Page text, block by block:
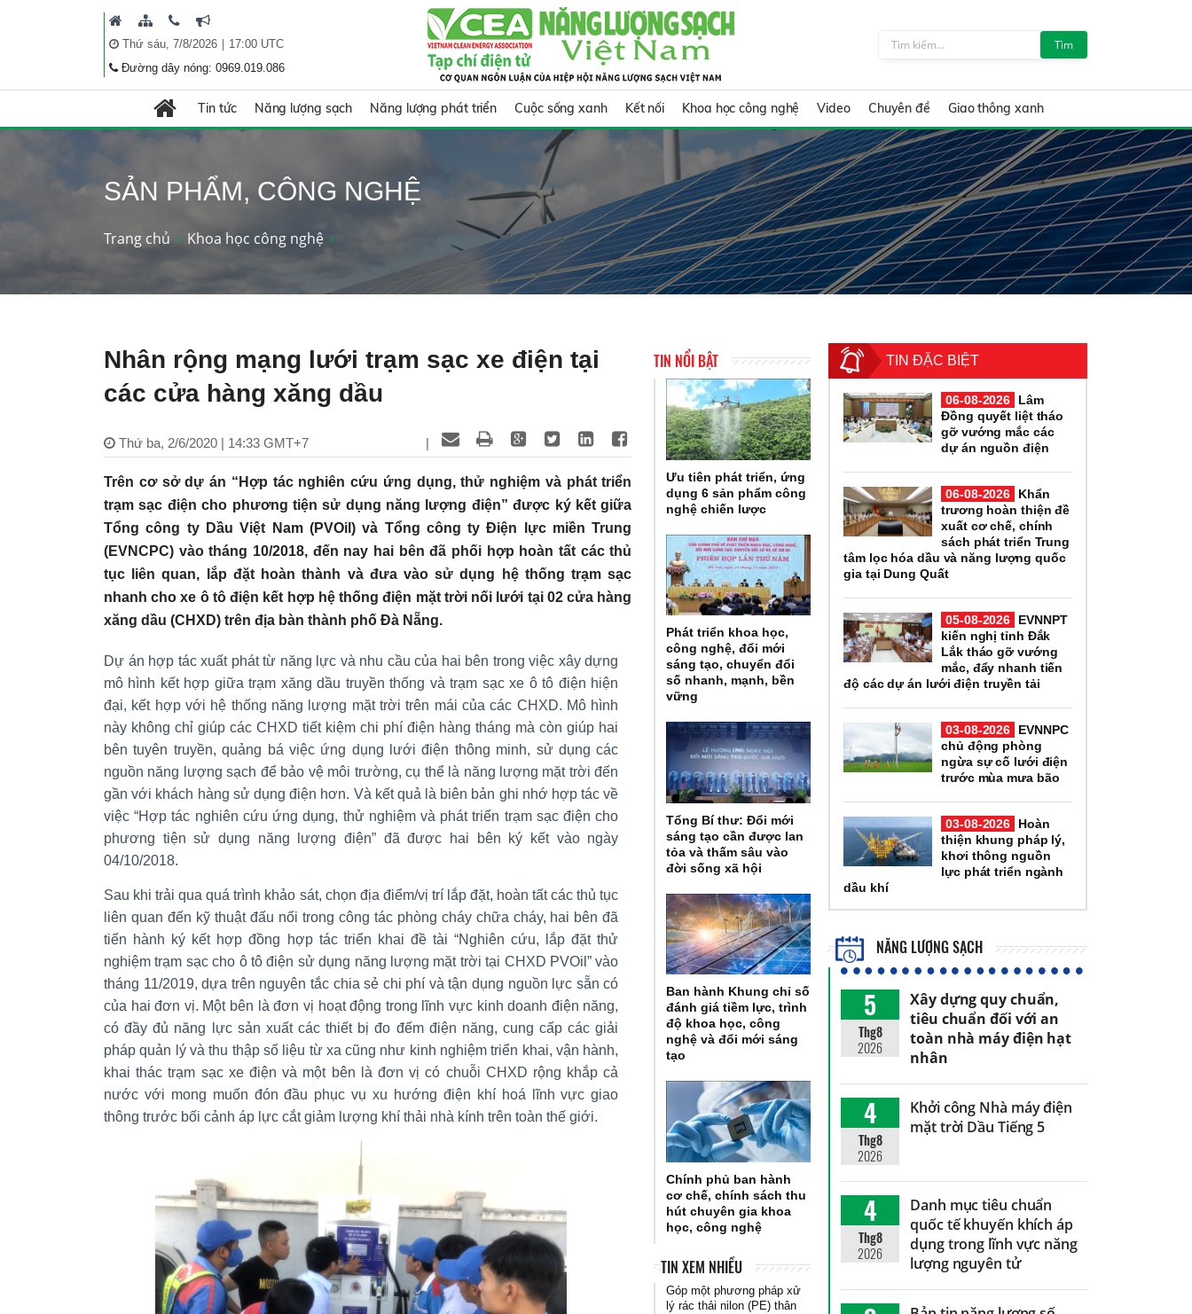
Thứ sáu, 7/8/2026| 17:00 UTC
Đường dây nóng: 0969.019.086
Tìm
Tin tức Năng lượng sạch Năng lượng phát triển Cuộc sống xanh Kết nối Khoa học công nghệ Video Chuyên đề Giao thông xanh
SẢN PHẨM, CÔNG NGHỆ
Trang chủ Khoa học công nghệ
Nhân rộng mạng lưới trạm sạc xe điện tại
các cửa hàng xăng dầu
Thứ ba, 2/6/2020 | 14:33 GMT+7 |
Trên cơ sở dự án “Hợp tác nghiên cứu ứng dụng, thử nghiệm và phát triển
trạm sạc điện cho phương tiện sử dụng năng lượng điện” được ký kết giữa
Tổng công ty Dầu Việt Nam (PVOil) và Tổng công ty Điện lực miền Trung
(EVNCPC) vào tháng 10/2018, đến nay hai bên đã phối hợp hoàn tất các thủ
tục liên quan, lắp đặt hoàn thành và đưa vào sử dụng hệ thống trạm sạc
nhanh cho xe ô tô điện kết hợp hệ thống điện mặt trời nối lưới tại 02 cửa hàng
xăng dầu (CHXD) trên địa bàn thành phố Đà Nẵng.
Dự án hợp tác xuất phát từ năng lực và nhu cầu của hai bên trong việc xây dựng
mô hình kết hợp giữa trạm xăng dầu truyền thống và trạm sạc xe ô tô điện hiện
đại, kết hợp với hệ thống năng lượng mặt trời trên mái của các CHXD. Mô hình
này không chỉ giúp các CHXD tiết kiệm chi phí điện hàng tháng mà còn giúp hai
bên tuyên truyền, quảng bá việc ứng dụng lưới điện thông minh, sử dụng các
nguồn năng lượng sạch để bảo vệ môi trường, cụ thể là năng lượng mặt trời đến
gần với khách hàng sử dụng điện hơn. Và kết quả là biên bản ghi nhớ hợp tác về
việc “Hợp tác nghiên cứu ứng dụng, thử nghiệm và phát triển trạm sạc điện cho
phương tiện sử dụng năng lượng điện” đã được hai bên ký kết vào ngày
04/10/2018.
Sau khi trải qua quá trình khảo sát, chọn địa điểm/vị trí lắp đặt, hoàn tất các thủ tục
liên quan đến kỹ thuật đấu nối trong công tác phòng cháy chữa cháy, hai bên đã
tiến hành ký kết hợp đồng hợp tác triển khai đề tài “Nghiên cứu, lắp đặt thử
nghiệm trạm sạc cho ô tô điện sử dụng năng lượng mặt trời tại CHXD PVOil” vào
tháng 11/2019, dựa trên nguyên tắc chia sẻ chi phí và tận dụng nguồn lực sẵn có
của hai đơn vị. Một bên là đơn vị hoạt động trong lĩnh vực kinh doanh điện năng,
có đầy đủ năng lực sản xuất các thiết bị đo đếm điện năng, cung cấp các giải
pháp quản lý và thu thập số liệu từ xa cũng như kinh nghiệm triển khai, vận hành,
khai thác trạm sạc xe điện và một bên là đơn vị có chuỗi CHXD rộng khắp cả
nước với mong muốn đón đầu phục vụ xu hướng điện khí hoá lĩnh vực giao
thông trước bối cảnh áp lực cắt giảm lượng khí thải nhà kính trên toàn thế giới.
TIN NỔI BẬT
Ưu tiên phát triển, ứng
dụng 6 sản phẩm công
nghệ chiến lược
Phát triển khoa học,
công nghệ, đổi mới
sáng tạo, chuyển đổi
số nhanh, mạnh, bền
vững
Tổng Bí thư: Đổi mới
sáng tạo cần được lan
tỏa và thấm sâu vào
đời sống xã hội
Ban hành Khung chỉ số
đánh giá tiềm lực, trình
độ khoa học, công
nghệ và đổi mới sáng
tạo
Chính phủ ban hành
cơ chế, chính sách thu
hút chuyên gia khoa
học, công nghệ
TIN XEM NHIỀU
Góp một phương pháp xử
lý rác thải nilon (PE) thân
TIN ĐẶC BIỆT
06-08-2026
Lâm
Đồng quyết liệt tháo
gỡ vướng mắc các
dự án nguồn điện
06-08-2026
Khẩn
trương hoàn thiện đề
xuất cơ chế, chính
sách phát triển Trung
tâm lọc hóa dầu và năng lượng quốc
gia tại Dung Quất
05-08-2026
EVNNPT
kiến nghị tỉnh Đắk
Lắk tháo gỡ vướng
mắc, đẩy nhanh tiến
độ các dự án lưới điện truyền tải
03-08-2026
EVNNPC
chủ động phòng
ngừa sự cố lưới điện
trước mùa mưa bão
03-08-2026
Hoàn
thiện khung pháp lý,
khơi thông nguồn
lực phát triển ngành
dầu khí
NĂNG LƯỢNG SẠCH
5
Thg8
2026
Xây dựng quy chuẩn,
tiêu chuẩn đối với an
toàn nhà máy điện hạt
nhân
4
Thg8
2026
Khởi công Nhà máy điện
mặt trời Dầu Tiếng 5
4
Thg8
2026
Danh mục tiêu chuẩn
quốc tế khuyến khích áp
dụng trong lĩnh vực năng
lượng nguyên tử